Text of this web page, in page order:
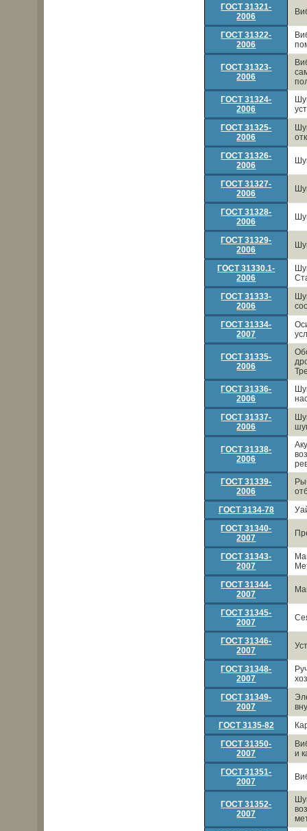
ГОСТ 31321-
2006
ГОСТ 31322-
2006
ГОСТ 31323-
2006
ГОСТ 31324-
2006
ГОСТ 31325-
2006
ГОСТ 31326-
2006
ГОСТ 31327-
2006
ГОСТ 31328-
2006
ГОСТ 31329-
2006
ГОСТ 31330.1-
2006
ГОСТ 31333-
2006
ГОСТ 31334-
2007
ГОСТ 31335-
2006
ГОСТ 31336-
2006
ГОСТ 31337-
2006
ГОСТ 31338-
2006
ГОСТ 31339-
2006
ГОСТ 3134-78
ГОСТ 31340-
2007
ГОСТ 31343-
2007
ГОСТ 31344-
2007
ГОСТ 31345-
2007
ГОСТ 31346-
2007
ГОСТ 31348-
2007
ГОСТ 31349-
2007
ГОСТ 3135-82
ГОСТ 31350-
2007
и
ГОСТ 31351-
2007
ГОСТ 31352-
2007